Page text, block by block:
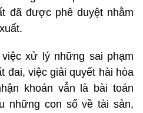
đã được phê duyệt nhằm
xử lý những sai phạm
đai, việc giải quyết hài hòa
khoán vẫn là bài toán
những con số về tài sản,